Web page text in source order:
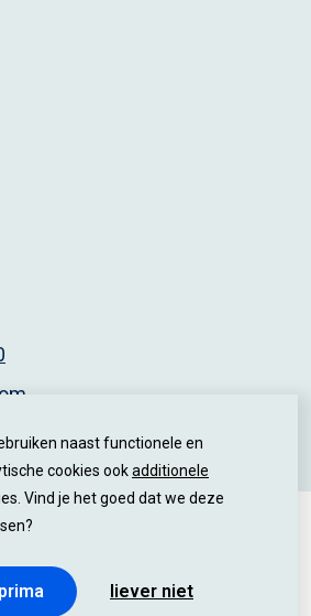
naast functionele en
cookies ookadditionele
Vind je het goed dat we deze
prima liever niet